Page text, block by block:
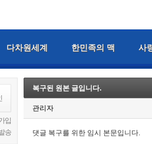
다차원세계 한민족의 맥 사
입
송
복구된 원본 글입니다.
관리자
댓글 복구를 위한 임시 본문입니다.